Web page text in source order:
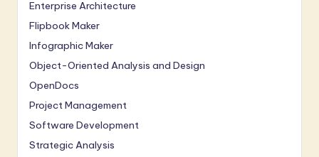
Enterprise Architecture
Flipbook Maker
Infographic Maker
Object-Oriented Analysis and Design
OpenDocs
Project Management
Software Development
Strategic Analysis